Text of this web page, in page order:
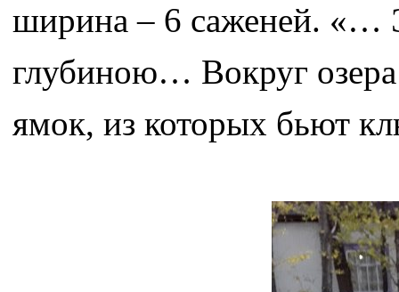
ширина – 6 саженей. «…
глубиною… Вокруг озера
ямок, из которых бьют